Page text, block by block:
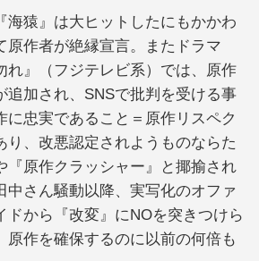
海猿』は大ヒットしたにもかかわ
原作者が絶縁宣言。またドラマ
れ』（フジテレビ系）では、原作
追加され、SNSで批判を受ける事
に忠実であること＝原作リスペク
り、改悪認定されようものならた
『原作クラッシャー』と揶揄され
中さん騒動以降、実写化のオファ
ドから『改変』にNOを突きつけら
原作を確保するのに以前の何倍も